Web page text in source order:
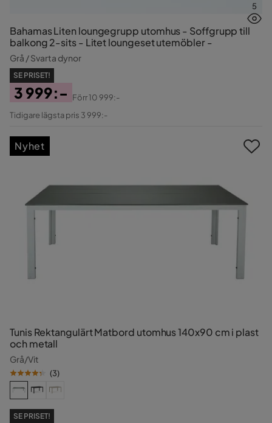
5
Bahamas Liten loungegrupp utomhus - Soffgrupp till
balkong 2-sits - Litet loungeset utemöbler -
Grå / Svarta dynor
SE PRISET!
Pris
3 999:-
Original
Förr10 999:-
Tidigare lägsta pris 3 999:-
Tunis Rektangulärt Matbord utomhus 140x90 cm i plast
och metall
Grå/Vit
(3)
SE PRISET!
Nyhet